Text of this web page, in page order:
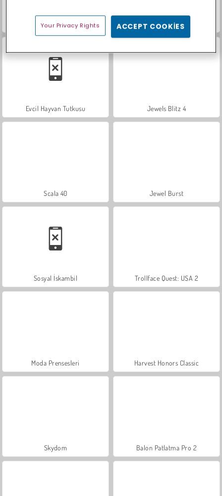
Puppy Blast Heroes of Match 3
Evcil Hayvan Tutkusu Jewels Blitz 4
Scala 40 Jewel Burst
Sosyal İskambil Trollface Quest: USA 2
Moda Prensesleri Harvest Honors Classic
Skydom Balon Patlatma Pro 2
Your Privacy Rights ACCEPT COOKIES